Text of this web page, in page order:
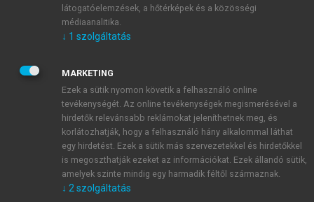
JELSZÓ
JELSZÓ ÚJRA
Kérek értesítést a MeRSZ újdonságairól, akcióiról.
Kérek értesítést az Akadémiai Kiadó Zrt. újdonságairól,
látogatóelemzések, a hőtérképek és a közösségi
médiaanalitika.
↓ 1 szolgáltatás
MARKETING
Ezek a sütik nyomon követik a felhasználó online
tevékenységét. Az online tevékenységek megismerésével a
hirdetők relevánsabb reklámokat jeleníthetnek meg, és
korlátozhatják, hogy a felhasználó hány alkalommal láthat
egy hirdetést. Ezek a sütik más szervezetekkel és hirdetőkkel
is megoszthatják ezeket az információkat. Ezek állandó sütik,
amelyek szinte mindig egy harmadik féltől származnak.
↓ 2 szolgáltatás